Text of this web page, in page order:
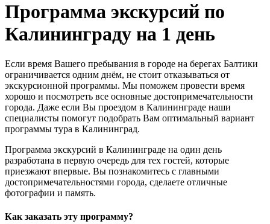
Программа экскурсий по
Калининграду на 1 день
Если время Вашего пребывания в городе на берегах Балтики
ограничивается одним днём, не стоит отказываться от
экскурсионной программы. Мы поможем провести время
хорошо и посмотреть все основные достопримечательности
города. Даже если Вы проездом в Калининграде наши
специалисты помогут подобрать Вам оптимальный вариант
программы тура в Калининград.
Программа экскурсий в Калининграде на один день
разработана в первую очередь для тех гостей, которые
приезжают впервые. Вы познакомитесь с главными
достопримечательностями города, сделаете отличные
фотографии и память.
Как заказать эту программу?